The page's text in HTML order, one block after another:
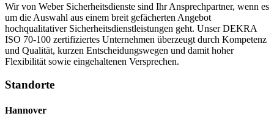
Wir von Weber Sicherheitsdienste sind Ihr Ansprechpartner, wenn es
um die Auswahl aus einem breit gefächerten Angebot
hochqualitativer Sicherheitsdienstleistungen geht. Unser DEKRA
ISO 70-100 zertifiziertes Unternehmen überzeugt durch Kompetenz
und Qualität, kurzen Entscheidungswegen und damit hoher
Flexibilität sowie eingehaltenen Versprechen.
Standorte
Hannover